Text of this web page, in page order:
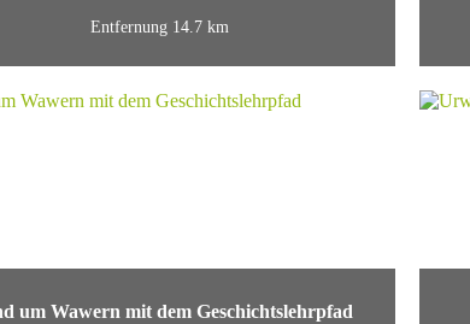
Entfernung 14.7 km
um Wawern mit dem Geschichtslehrpfad